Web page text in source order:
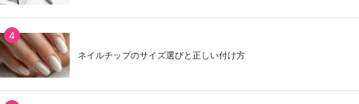
ネイルチップのサイズ選びと正しい付け方